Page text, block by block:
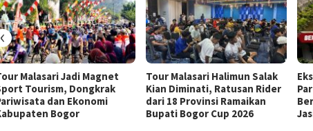
Malasari Jadi Magnet
Tourism, Dongkrak
dan Ekonomi
Bogor
Tour Malasari Halimun Salak
Kian Diminati, Ratusan Rider
dari 18 Provinsi Ramaikan
Bupati Bogor Cup 2026
‹